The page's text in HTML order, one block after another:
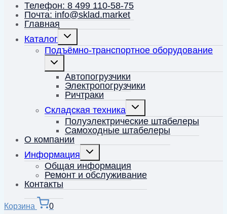
Телефон: 8 499 110-58-75
Почта: info@sklad.market
Главная
Каталог
Переключить
меню
Подъёмно-транспортное оборудование
Переключить
меню Автопогрузчики
Электропогрузчики
Ричтраки
Складская техника
Переключить
меню
Полуэлектрические штабелеры
Самоходные штабелеры
О компании
Информация
Переключить
меню
Общая информация
Ремонт и обслуживание
Контакты
Корзина 0